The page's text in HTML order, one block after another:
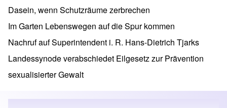
Dasein, wenn Schutzräume zerbrechen
Im Garten Lebenswegen auf die Spur kommen
Nachruf auf Superintendent i. R. Hans-Dietrich Tjarks
Landessynode verabschiedet Eilgesetz zur Prävention
sexualisierter Gewalt